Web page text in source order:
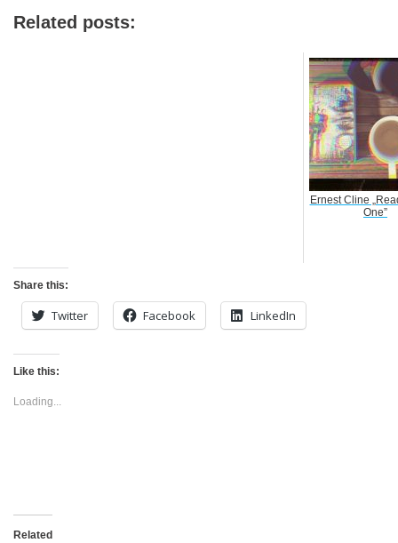
Related posts:
Ernest Cline
One”
Share this:
Twitter Facebook LinkedIn
Like this:
Loading...
Related